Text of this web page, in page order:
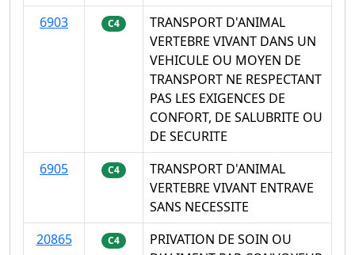
6903
C4
TRANSPORT D'ANIMAL
VERTEBRE VIVANT DANS UN
VEHICULE OU MOYEN DE
TRANSPORT NE RESPECTANT
PAS LES EXIGENCES DE
CONFORT, DE SALUBRITE OU
DE SECURITE
6905
C4
TRANSPORT D'ANIMAL
VERTEBRE VIVANT ENTRAVE
SANS NECESSITE
20865
C4
PRIVATION DE SOIN OU